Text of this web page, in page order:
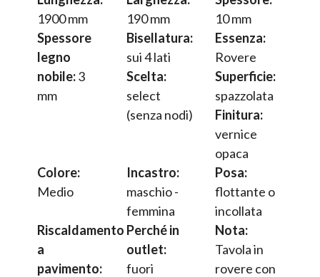
1900 mm
190 mm
10 mm
Spessore
legno
nobile:3
mm
Bisellatura:
sui 4 lati
Essenza:
Rovere
Scelta:
select
(senza nodi)
Superficie:
spazzolata
Finitura:
vernice
opaca
Colore:
Medio
Incastro:
maschio -
femmina
Posa:
flottante o
incollata
Riscaldamento
a
pavimento:
Perché in
outlet:
fuori
Nota:
Tavola in
rovere con